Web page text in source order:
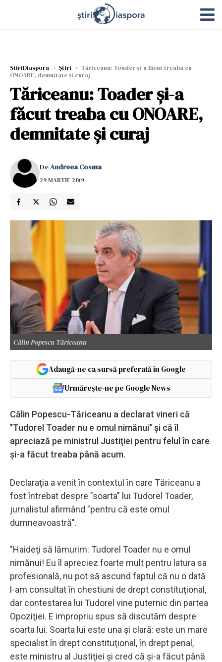
StiriDiaspora › Știri › Tăriceanu: Toader și-a făcut treaba cu
ONOARE, demnitate și curaj
Tăriceanu: Toader și-a
făcut treaba cu ONOARE,
demnitate și curaj
DeAndreea Cosma
29 MARTIE 2019
Călin Popescu Tăriceanu
Adaugă-ne ca sursă preferată în Google
Urmărește-ne pe Google News
Călin Popescu-Tăriceanu a declarat vineri că
"Tudorel Toader nu e omul nimănui" şi că îl
apreciază pe ministrul Justiţiei pentru felul în care
şi-a făcut treaba până acum.
Declaraţia a venit în contextul în care Tăriceanu a
fost întrebat despre "soarta" lui Tudorel Toader,
jurnalistul afirmând "pentru că este omul
dumneavoastră".
"Haideţi să lămurim: Tudorel Toader nu e omul
nimănui! Eu îl apreciez foarte mult pentru latura sa
profesională, nu pot să ascund faptul că nu o dată
l-am consultat în chestiuni de drept constituţional,
dar contestarea lui Tudorel vine puternic din partea
Opoziţiei. E impropriu spus să discutăm despre
soarta lui. Soarta lui este una şi clară: este un mare
specialist în drept constituţional, în drept penal,
este ministru al Justiţiei şi cred că şi-a făcut până